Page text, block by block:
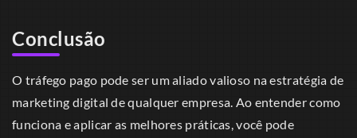
Conclusão
O tráfego pago pode ser um aliado valioso na estratégia de
marketing digital de qualquer empresa. Ao entender como
funciona e aplicar as melhores práticas, você pode